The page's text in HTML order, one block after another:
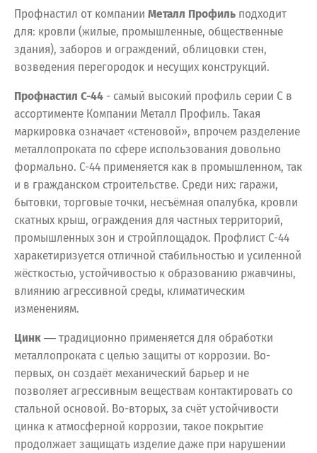
Профнастил от компании Металл Профиль подходит
для: кровли (жилые, промышленные, общественные
здания), заборов и ограждений, облицовки стен,
возведения перегородок и несущих конструкций.
Профнастил С-44 - самый высокий профиль серии С в
ассортименте Компании Металл Профиль. Такая
маркировка означает «стеновой», впрочем разделение
металлопроката по сфере использования довольно
формально. С-44 применяется как в промышленном, так
и в гражданском строительстве. Среди них: гаражи,
бытовки, торговые точки, несъёмная опалубка, кровли
скатных крыш, ограждения для частных территорий,
промышленных зон и стройплощадок. Профлист С-44
харакетиризуется отличной стабильностью и усиленной
жёсткостью, устойчивостью к образованию ржавчины,
влиянию агрессивной среды, климатическим
изменениям.
Цинк― традиционно применяется для обработки
металлопроката с целью защиты от коррозии. Во-
первых, он создаёт механический барьер и не
позволяет агрессивным веществам контактировать со
стальной основой. Во-вторых, за счёт устойчивости
цинка к атмосферной коррозии, такое покрытие
продолжает защищать изделие даже при нарушении